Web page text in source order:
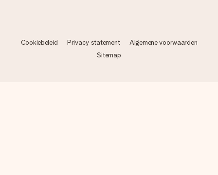
Cookiebeleid Privacy statement
Algemene voorwaarden
Sitemap